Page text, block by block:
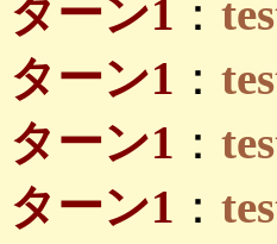
ターン1 ：
ターン1 ：
ターン1 ：
ターン1 ：